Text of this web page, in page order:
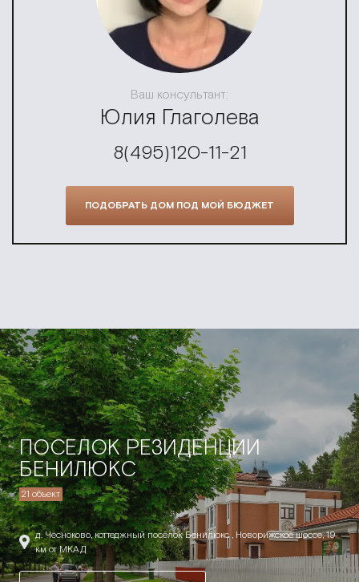
Ваш консультант:
Юлия Глаголева
8(495)120-11-21
ПОДОБРАТЬ ДОМ ПОД МОЙ БЮДЖЕТ
ПОСЕЛОК РЕЗИДЕНЦИИ
БЕНИЛЮКС
21 объект
д. Чесноково, коттеджный посёлок Бенилюкс , Новорижское шоссе, 19
км от МКАД